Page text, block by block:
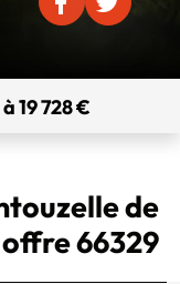
19 728 €
de
offre 66329